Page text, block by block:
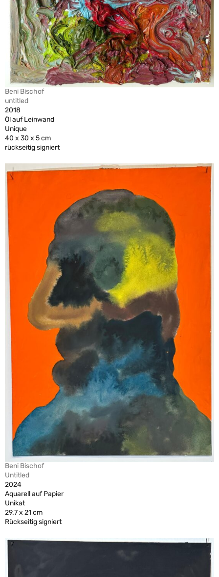
Beni Bischof
untitled
2018
Öl auf Leinwand
Unique
40 x 30 x 5 cm
rückseitig signiert
Beni Bischof
Untitled
2024
Aquarell auf Papier
Unikat
29.7 x 21 cm
Rückseitig signiert